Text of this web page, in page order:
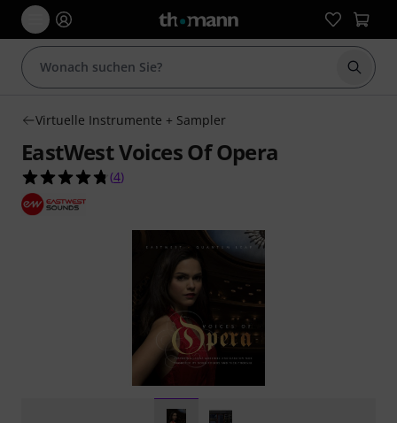
Suche
Virtuelle Instrumente + Sampler
EastWest Voices Of Opera
4.8 von 5 Sternen aus 4 Kundenbewertungen
(4)